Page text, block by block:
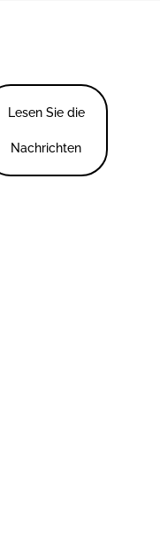
Lesen Sie die
Nachrichten